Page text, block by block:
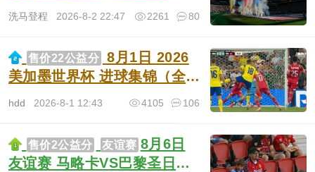
2160P 英语 FOX HD 373M
洗马登程 2026-8-2 22:47 80
2261
售价22公益分
8月1日 2026
美加墨世界杯 进球集锦（全部
进球）FOX 1080P 英语 3.7G
hdd 2026-8-1 12:43 106
4105
售价2公益分 友谊赛 8月6日
友谊赛 马略卡VS巴黎圣日耳